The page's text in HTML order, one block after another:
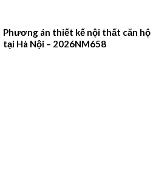
Phương án thiết kế nội thất căn hộ
tại Hà Nội – 2026NM658